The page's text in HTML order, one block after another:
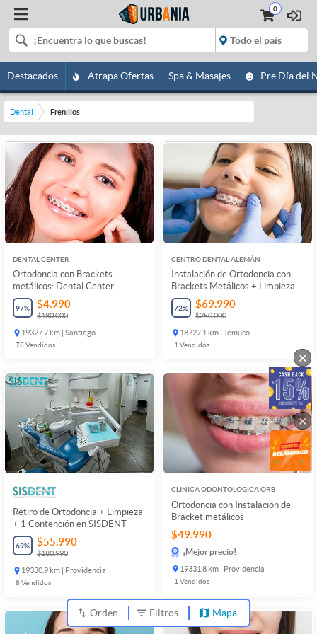
0
Destacados Atrapa Ofertas Spa & Masajes Pre Día del
Dental Frenillos
DENTAL CENTER
Ortodoncia con Brackets
metálicos: Dental Center
97% $4.990
$180.000
19327.7 km | Santiago
78Vendidos
CENTRO DENTAL ALEMÁN
Instalación de Ortodoncia con
Brackets Metálicos + Limpieza
72% $69.990
$250.000
18727.1 km | Temuco
1 Vendidos
Retiro de Ortodoncia + Limpieza
+ 1 Contención en SISDENT
69% $55.990
$180.990
19330.9 km | Providencia
8Vendidos
CLINICA ODONTOLOGICA ORB
Ortodoncia con Instalación de
Bracket metálicos
$49.990
¡Mejor precio!
19331.8 km | Providencia
1 Vendidos
Orden Filtros Mapa
×
×